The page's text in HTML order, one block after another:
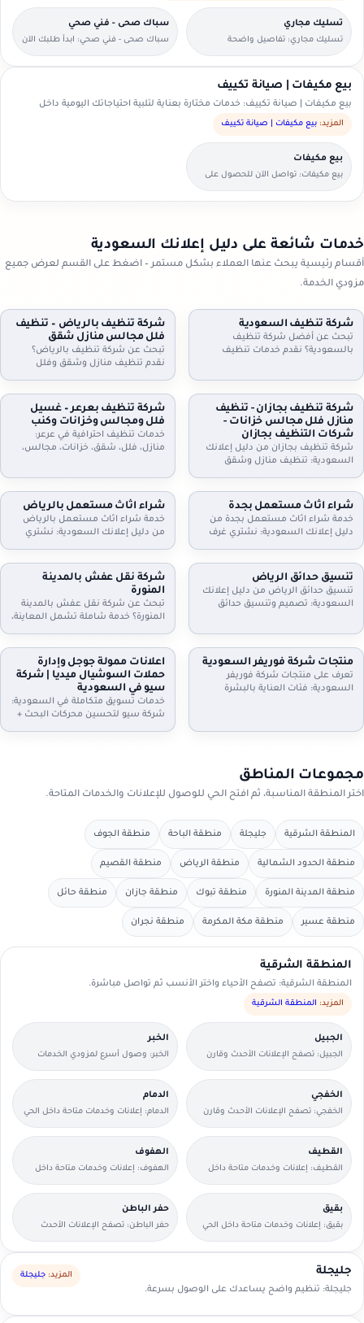
تسليك مجاري
تسليك مجاري: تفاصيل واضحة
لتسهيل اختيار مقدم الخدمة.
سباك صحى - فني صحي
سباك صحى - فني صحي: ابدأ طلبك الآن
بخطوات بسيطة وواضحة.
بيع مكيفات | صيانة تكييف
بيع مكيفات | صيانة تكييف: خدمات مختارة بعناية لتلبية احتياجاتك اليومية داخل
السعودية.
المزيد: بيع مكيفات | صيانة تكييف
بيع مكيفات
بيع مكيفات: تواصل الآن للحصول على
عرض سعر مناسب.
خدمات شائعة على دليل إعلانك السعودية
أقسام رئيسية يبحث عنها العملاء بشكل مستمر – اضغط على القسم لعرض جميع
مزودي الخدمة.
شركة تنظيف السعودية
تبحث عن أفضل شركة تنظيف
بالسعودية؟ نقدم خدمات تنظيف
تنافسية. اطلب خدمتك الآن!
شركة تنظيف بالرياض – تنظيف
فلل مجالس منازل شقق
تبحث عن شركة تنظيف بالرياض؟
نقدم تنظيف منازل وشقق وفلل
وعقود دورية للمنازل والمكاتب. اطلب
تقييمًا مجانيًا وتفاصيل السعر حسب
المساحة والخدمة.
شركة تنظيف بجازان - تنظيف
منازل فلل مجالس خزانات -
شركات التنظيف بجازان
شركة تنظيف بجازان من دليل إعلانك
السعودية: تنظيف منازل وشقق
وتعقيم الخزانات. خدمة مرنة وزيارات
دورية وعقود للمنشآت. اتصل الآن
لحجز الموعد.
شركة تنظيف بعرعر – غسيل
فلل ومجالس وخزانات وكنب
خدمات تنظيف احترافية في عرعر:
منازل، فلل، شقق، خزانات، مجالس،
شراء اثاث مستعمل بجدة
خدمة شراء اثاث مستعمل بجدة من
دليل إعلانك السعودية: نشتري غرف
وتقييم عادل، فك ونقل سريع،
واستلام فوري. تواصل الآن لتحديد
الموعد.
شراء اثاث مستعمل بالرياض
خدمة شراء اثاث مستعمل بالرياض
من دليل إعلانك السعودية: نشتري
مكاتب، ومحتويات شقق وفلل كاملة.
معاينة وتقييم عادل، فك ونقل،
واستلام سريع. تواصل الآن.
تنسيق حدائق الرياض
تنسيق حدائق الرياض من دليل إعلانك
السعودية: تصميم وتنسيق حدائق
بالتنقيط، شلالات ونوافير وصيانة
شهرية. اطلب معاينة وخطة تصميم
تناسب مساحتك
شركة نقل عفش بالمدينة
المنورة
تبحث عن شركة نقل عفش بالمدينة
المنورة؟ خدمة شاملة تشمل المعاينة،
للأدوار وتخزين مؤقت عند الحاجة. دليل
إعلانك السعودية يساعدك تختار
الخدمة المناسبة وتعرف خطوات النقل
والتسعير
منتجات شركة فوريفر السعودية
تعرف على منتجات شركة فوريفر
السعودية: فئات العناية بالبشرة
إعلانك السعودية.
اعلانات ممولة جوجل وإدارة
حملات السوشيال ميديا | شركة
سيو في السعودية
خدمات تسويق متكاملة في السعودية:
شركة سيو لتحسين محركات البحث +
مجموعات المناطق
اختر المنطقة المناسبة، ثم افتح الحي للوصول للإعلانات والخدمات المتاحة.
المنطقة الشرقية جليجلة منطقة الباحة منطقة الجوف
منطقة الحدود الشمالية منطقة الرياض منطقة القصيم
منطقة المدينة المنورة منطقة تبوك منطقة جازان منطقة حائل
منطقة عسير منطقة مكة المكرمة منطقة نجران
المنطقة الشرقية
المنطقة الشرقية: تصفح الأحياء واختر الأنسب ثم تواصل مباشرة.
المزيد: المنطقة الشرقية
الجبيل
الجبيل: تصفح الإعلانات الأحدث وقارن
التفاصيل بسرعة.
الخبر
الخبر: وصول أسرع لمزودي الخدمات
القريبين منك.
الخفجي
الخفجي: تصفح الإعلانات الأحدث وقارن
التفاصيل بسرعة.
الدمام
الدمام: إعلانات وخدمات متاحة داخل الحي
مع وسائل تواصل مباشرة.
القطيف
القطيف: إعلانات وخدمات متاحة داخل
الحي مع وسائل تواصل مباشرة.
الهفوف
الهفوف: إعلانات وخدمات متاحة داخل
الحي مع وسائل تواصل مباشرة.
بقيق
بقيق: إعلانات وخدمات متاحة داخل الحي
مع وسائل تواصل مباشرة.
حفر الباطن
حفر الباطن: تصفح الإعلانات الأحدث
وقارن التفاصيل بسرعة.
جليجلة
جليجلة: تنظيم واضح يساعدك على الوصول بسرعة.
المزيد: جليجلة